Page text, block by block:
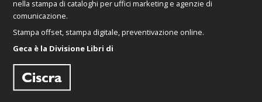
nella stampa di cataloghi per uffici marketing e agenzie di
comunicazione.
Stampa offset, stampa digitale, preventivazione online.
Geca è la Divisione Libri di